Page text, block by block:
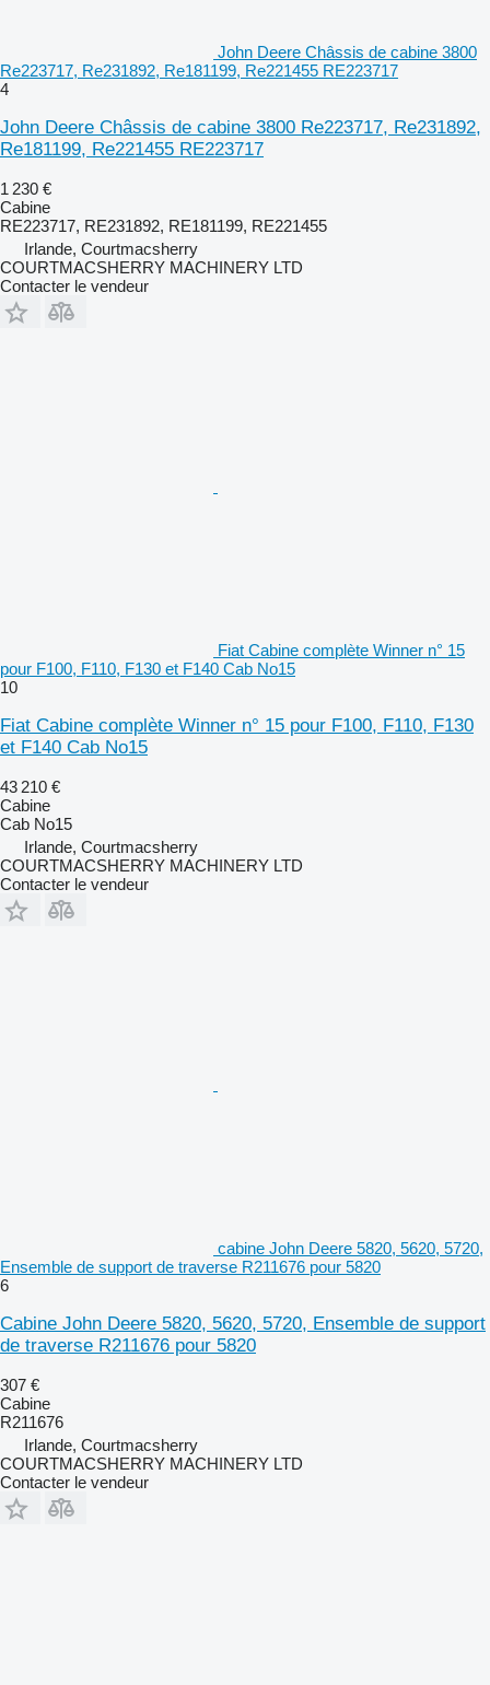
John Deere Châssis de cabine 3800
Re223717, Re231892, Re181199, Re221455 RE223717
4
John Deere Châssis de cabine 3800 Re223717, Re231892,
Re181199, Re221455 RE223717
1 230 €
Cabine
RE223717, RE231892, RE181199, RE221455
Irlande, Courtmacsherry
COURTMACSHERRY MACHINERY LTD
Contacter le vendeur
Fiat Cabine complète Winner n° 15
pour F100, F110, F130 et F140 Cab No15
10
Fiat Cabine complète Winner n° 15 pour F100, F110, F130
et F140 Cab No15
43 210 €
Cabine
Cab No15
Irlande, Courtmacsherry
COURTMACSHERRY MACHINERY LTD
Contacter le vendeur
cabine John Deere 5820, 5620, 5720,
Ensemble de support de traverse R211676 pour 5820
6
Cabine John Deere 5820, 5620, 5720, Ensemble de support
de traverse R211676 pour 5820
307 €
Cabine
R211676
Irlande, Courtmacsherry
COURTMACSHERRY MACHINERY LTD
Contacter le vendeur